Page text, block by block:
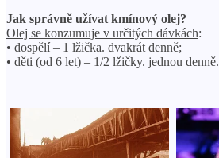
Jak správně užívat kmínový olej?
Olej se konzumuje v určitých dávkách:
• dospělí – 1 lžička. dvakrát denně;
• děti (od 6 let) – 1/2 lžičky. jednou denně.